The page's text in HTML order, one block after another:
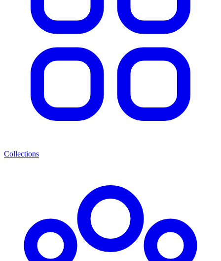
Collections